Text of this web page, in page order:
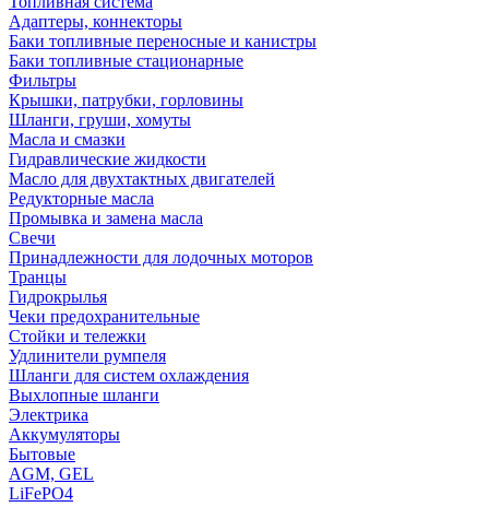
Адаптеры, коннекторы
Баки топливные переносные и канистры
Баки топливные стационарные
Фильтры
Крышки, патрубки, горловины
Шланги, груши, хомуты
Масла и смазки
Гидравлические жидкости
Масло для двухтактных двигателей
Редукторные масла
Промывка и замена масла
Свечи
Принадлежности для лодочных моторов
Транцы
Гидрокрылья
Чеки предохранительные
Стойки и тележки
Удлинители румпеля
Шланги для систем охлаждения
Выхлопные шланги
Электрика
Аккумуляторы
Бытовые
AGM, GEL
LiFePO4